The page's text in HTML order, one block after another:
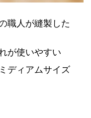
職人が縫製した
が使いやすい
ディアムサイズ